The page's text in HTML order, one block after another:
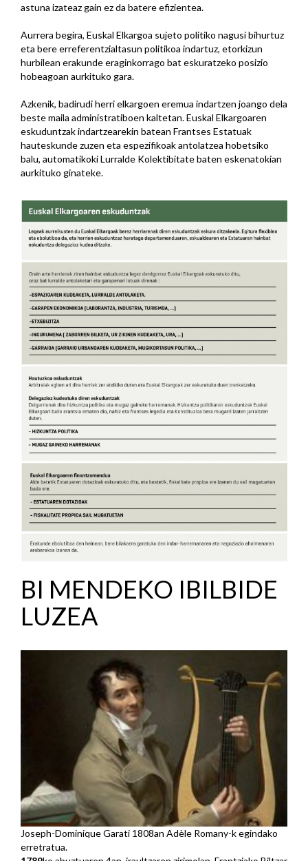
astuna izateaz gain ez da batere efizientea.
Aurrera begira, Euskal Elkargoa sujeto politiko nagusi bihurtuz
eta bere erreferentzialtasun politikoa indartuz, etorkizun
hurbilean erakunde eraginkorrago bat eskuratzeko posizio
hobeagoan aurkituko gara.
Azkenik, badirudi herri elkargoen eremua indartzen joango dela
beste maila administratiboen kaltetan. Euskal Elkargoaren
eskuduntzak indartzearekin batean Frantses Estatuak
hauteskunde zuzen eta espezifikoak antolatzea hobetsiko
balu, automatikoki Lurralde Kolektibitate baten eskenatokian
aurkituko ginateke.
BI MENDEKO IBILBIDE
LUZEA
Joseph-Dominique Garati 1808an Adèle Romany-k egindako
erretratua.